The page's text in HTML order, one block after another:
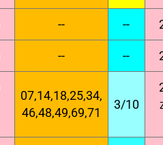
-- --
-- --
07,14,18,25,34,
46,48,49,69,71
3/10